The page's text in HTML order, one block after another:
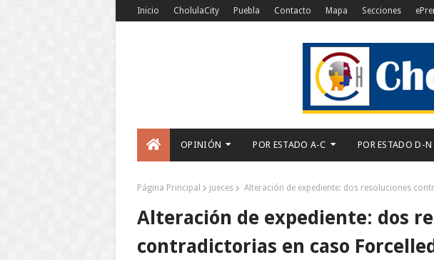
Inicio CholulaCity Puebla Contacto Mapa Secciones
OPINIÓN POR ESTADO A-C POR ESTADO D-N
Página Principal jueces Alteración de expediente: dos resoluciones
Alteración de expediente: dos
contradictorias en caso